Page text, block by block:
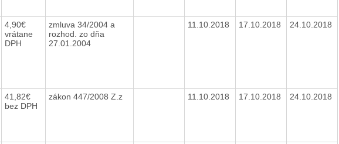
4,90€
vrátane
DPH
zmluva 34/2004 a
rozhod. zo dňa
27.01.2004
11.10.2018 17.10.2018 24.10.2018
41,82€
bez DPH
zákon 447/2008 Z.z 11.10.2018 17.10.2018 24.10.2018